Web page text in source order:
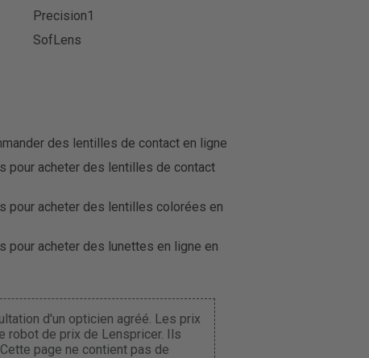
Precision1
SofLens
des lentilles de contact en ligne
pour acheter des lentilles de contact
pour acheter des lentilles colorées en
pour acheter des lunettes en ligne en
d'un opticien agréé. Les prix
robot de prix de Lenspricer. Ils
page ne contient pas de